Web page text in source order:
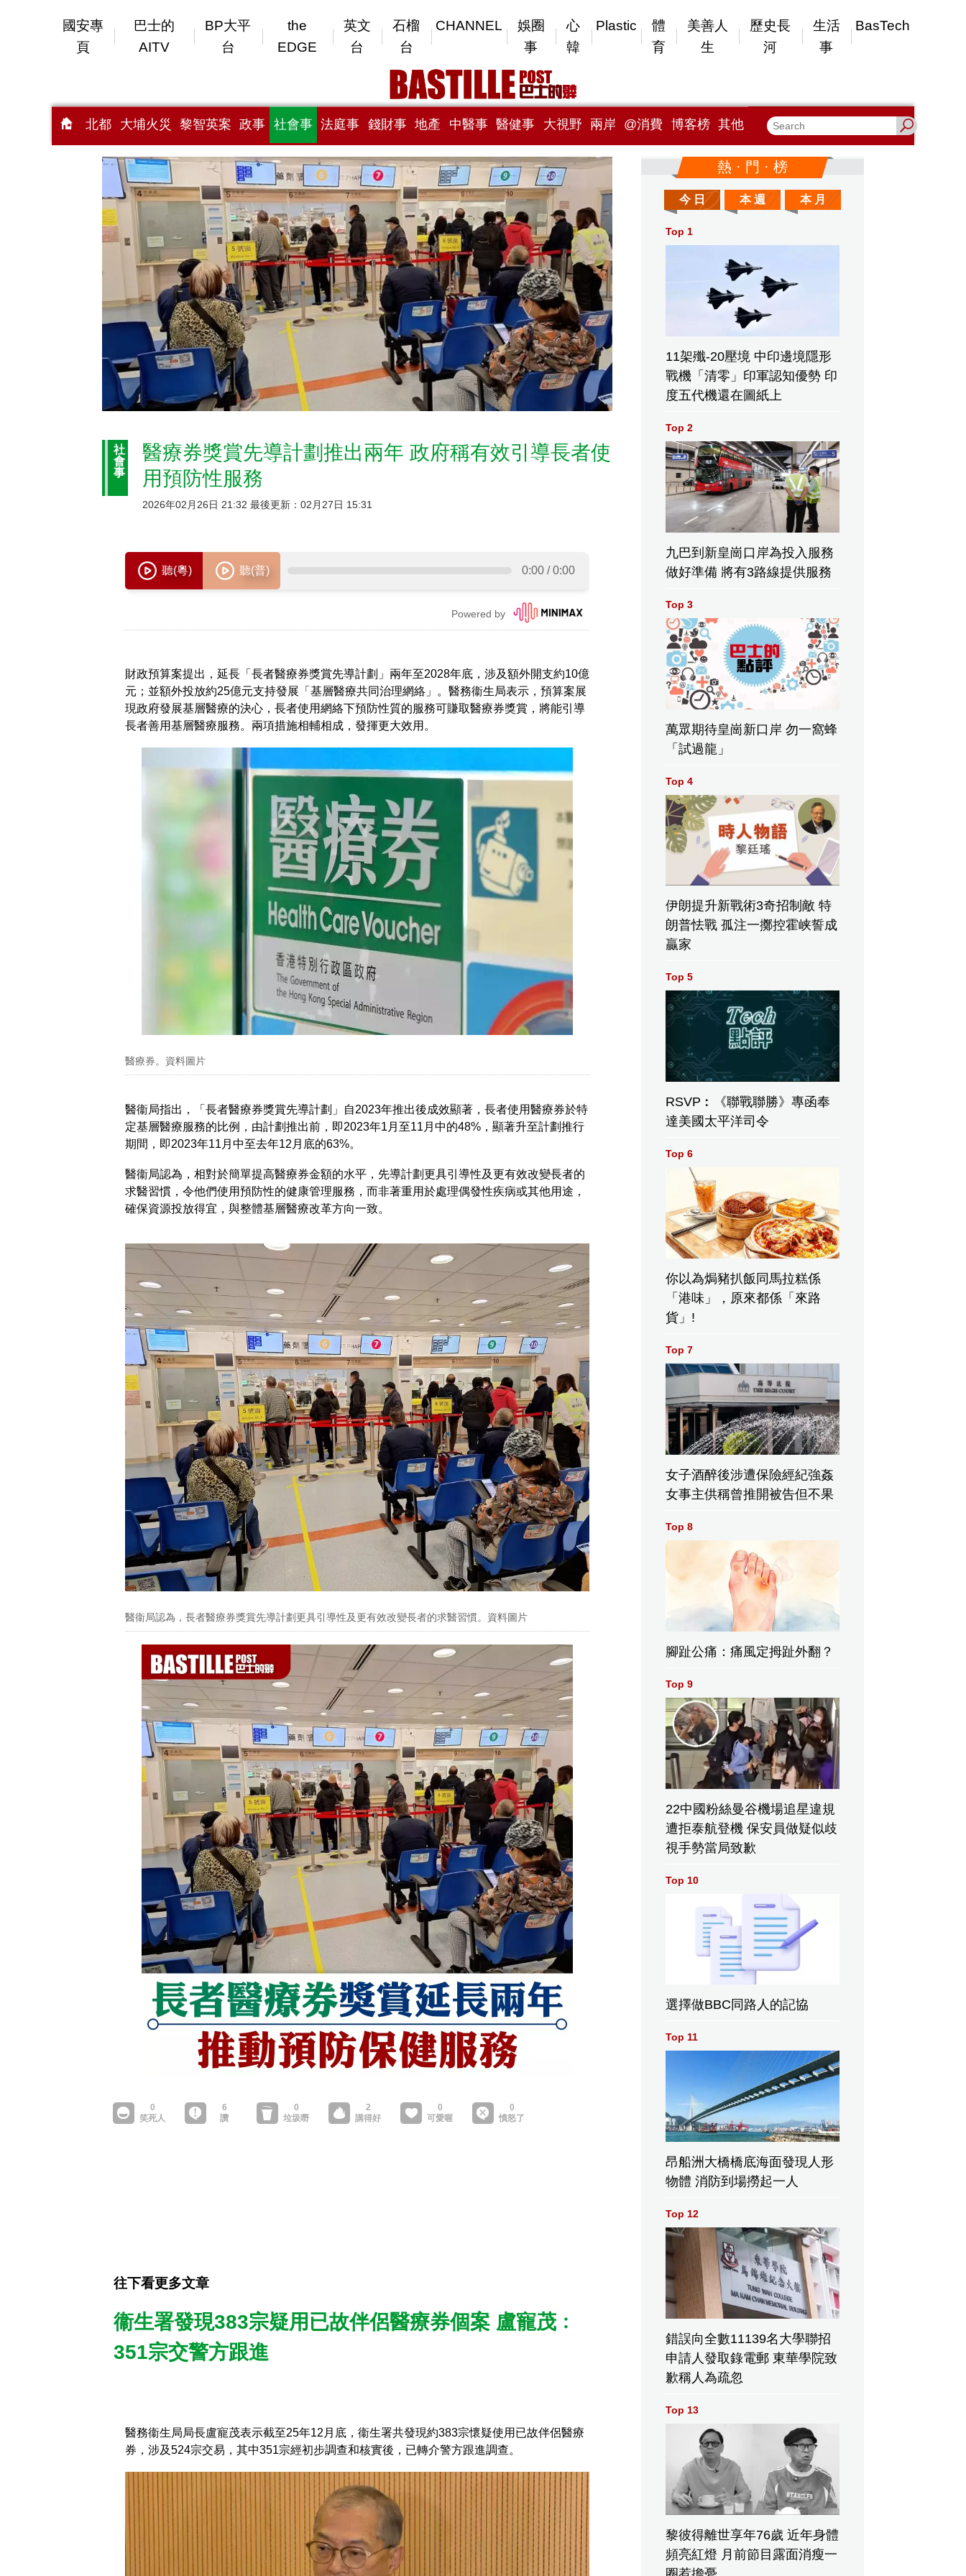
國安專
頁
巴士的
AITV
BP大平
台
the
EDGE
英文
台
石榴
台
CHANNEL
娛圈
事
心
韓
Plastic
體
育
美善人
生
歷史長
河
生活
事
BasTech
北都 大埔火災 黎智英案 政事 社會事 法庭事 錢財事 地產 中醫事 醫健事 大視野 兩岸 @消費 博客榜 其他
社
會
事
醫療券獎賞先導計劃推出兩年 政府稱有效引導長者使
用預防性服務
2026年02月26日 21:32 最後更新：02月27日 15:31
財政預算案提出，延長「長者醫療券獎賞先導計劃」兩年至2028年底，涉及額外開支約10億
元；並額外投放約25億元支持發展「基層醫療共同治理網絡」。醫務衞生局表示，預算案展
現政府發展基層醫療的決心，長者使用網絡下預防性質的服務可賺取醫療券獎賞，將能引導
長者善用基層醫療服務。兩項措施相輔相成，發揮更大效用。
醫療券。資料圖片
醫衞局指出，「長者醫療券獎賞先導計劃」自2023年推出後成效顯著，長者使用醫療券於特
定基層醫療服務的比例，由計劃推出前，即2023年1月至11月中的48%，顯著升至計劃推行
期間，即2023年11月中至去年12月底的63%。
醫衞局認為，相對於簡單提高醫療券金額的水平，先導計劃更具引導性及更有效改變長者的
求醫習慣，令他們使用預防性的健康管理服務，而非著重用於處理偶發性疾病或其他用途，
確保資源投放得宜，與整體基層醫療改革方向一致。
醫衞局認為，長者醫療券獎賞先導計劃更具引導性及更有效改變長者的求醫習慣。資料圖片
往下看更多文章
衞生署發現383宗疑用已故伴侶醫療券個案 盧寵茂﹕
351宗交警方跟進
醫務衞生局局長盧寵茂表示截至25年12月底，衞生署共發現約383宗懷疑使用已故伴侶醫療
券，涉及524宗交易，其中351宗經初步調查和核實後，已轉介警方跟進調查。
熱 · 門 · 榜
今 日 本 週 本 月
Top 1
11架殲-20壓境 中印邊境隱形
戰機「清零」印軍認知優勢 印
度五代機還在圖紙上
Top 2
九巴到新皇崗口岸為投入服務
做好準備 將有3路線提供服務
Top 3
萬眾期待皇崗新口岸 勿一窩蜂
「試過龍」
Top 4
伊朗提升新戰術3奇招制敵 特
朗普怯戰 孤注一擲控霍峡誓成
贏家
Top 5
RSVP︰《聯戰聯勝》專函奉
達美國太平洋司令
Top 6
你以為焗豬扒飯同馬拉糕係
「港味」，原來都係「來路
貨」!
Top 7
女子酒醉後涉遭保險經紀強姦
女事主供稱曾推開被告但不果
Top 8
腳趾公痛：痛風定拇趾外翻？
Top 9
22中國粉絲曼谷機場追星違規
遭拒泰航登機 保安員做疑似歧
視手勢當局致歉
Top 10
選擇做BBC同路人的記協
Top 11
昂船洲大橋橋底海面發現人形
物體 消防到場撈起一人
Top 12
錯誤向全數11139名大學聯招
申請人發取錄電郵 東華學院致
歉稱人為疏忽
Top 13
黎彼得離世享年76歲 近年身體
頻亮紅燈 月前節目露面消瘦一